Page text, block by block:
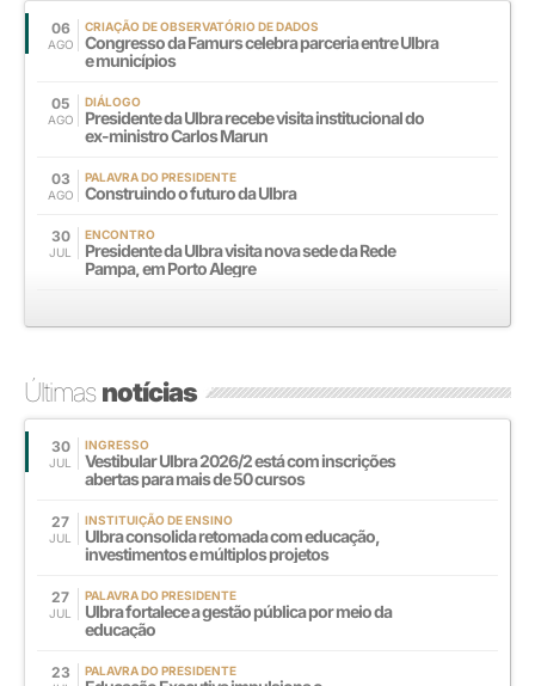
06
AGO
CRIAÇÃO DE OBSERVATÓRIO DE DADOS
Congresso da Famurs celebra parceria entre Ulbra
e municípios
05
AGO
DIÁLOGO
Presidente da Ulbra recebe visita institucional do
ex-ministro Carlos Marun
03
AGO
PALAVRA DO PRESIDENTE
Construindo o futuro da Ulbra
30
JUL
ENCONTRO
Presidente da Ulbra visita nova sede da Rede
Pampa, em Porto Alegre
Últimasnotícias
30
JUL
INGRESSO
Vestibular Ulbra 2026/2 está com inscrições
abertas para mais de 50 cursos
27
JUL
INSTITUIÇÃO DE ENSINO
Ulbra consolida retomada com educação,
investimentos e múltiplos projetos
27
JUL
PALAVRA DO PRESIDENTE
Ulbra fortalece a gestão pública por meio da
educação
23 PALAVRA DO PRESIDENTE